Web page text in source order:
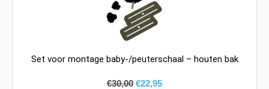
Set voor montage baby-/peuterschaal – houten bak
€30,00 €22,95